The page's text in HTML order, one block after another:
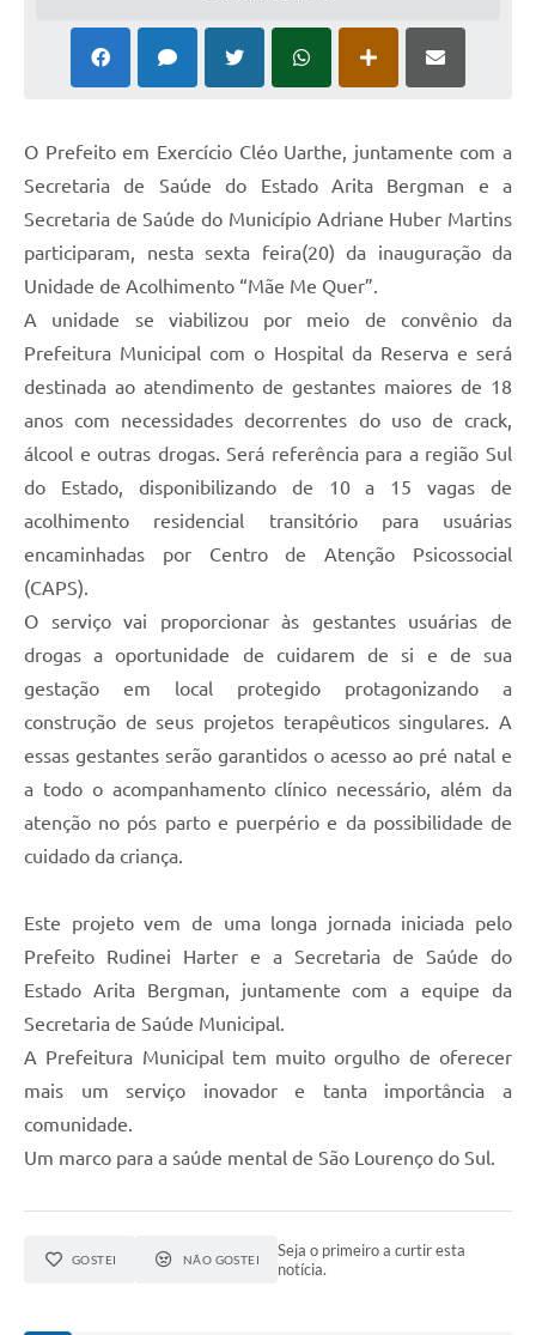
O Prefeito em Exercício Cléo Uarthe, juntamente com a
Secretaria de Saúde do Estado Arita Bergman e a
Secretaria de Saúde do Município Adriane Huber Martins
participaram, nesta sexta feira(20) da inauguração da
Unidade de Acolhimento “Mãe Me Quer”.
A unidade se viabilizou por meio de convênio da
Prefeitura Municipal com o Hospital da Reserva e será
destinada ao atendimento de gestantes maiores de 18
anos com necessidades decorrentes do uso de crack,
álcool e outras drogas. Será referência para a região Sul
do Estado, disponibilizando de 10 a 15 vagas de
acolhimento residencial transitório para usuárias
encaminhadas por Centro de Atenção Psicossocial
(CAPS).
O serviço vai proporcionar às gestantes usuárias de
drogas a oportunidade de cuidarem de si e de sua
gestação em local protegido protagonizando a
construção de seus projetos terapêuticos singulares. A
essas gestantes serão garantidos o acesso ao pré natal e
a todo o acompanhamento clínico necessário, além da
atenção no pós parto e puerpério e da possibilidade de
cuidado da criança.
Este projeto vem de uma longa jornada iniciada pelo
Prefeito Rudinei Harter e a Secretaria de Saúde do
Estado Arita Bergman, juntamente com a equipe da
Secretaria de Saúde Municipal.
A Prefeitura Municipal tem muito orgulho de oferecer
mais um serviço inovador e tanta importância a
comunidade.
Um marco para a saúde mental de São Lourenço do Sul.
GOSTEI NÃO GOSTEI
Seja o primeiro a curtir esta
notícia.